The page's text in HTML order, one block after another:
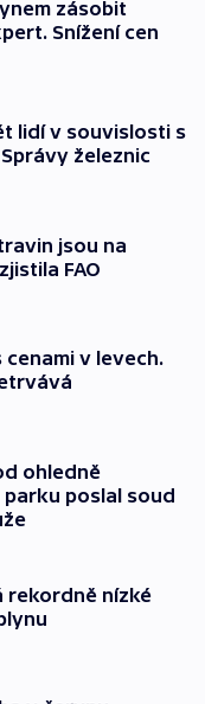
zásobit
Snížení cen
lidí v souvislosti s
železnic
jsou na
FAO
cenami v levech.
ohledně
poslal soud
rekordně nízké